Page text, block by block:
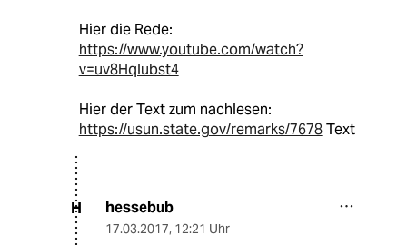
Hier die Rede:
https://www.youtube.com/watch?
v=uv8Hqlubst4
Hier der Text zum nachlesen:
https://usun.state.gov/remarks/7678Text
H hessebub
17.03.2017, 12:21 Uhr